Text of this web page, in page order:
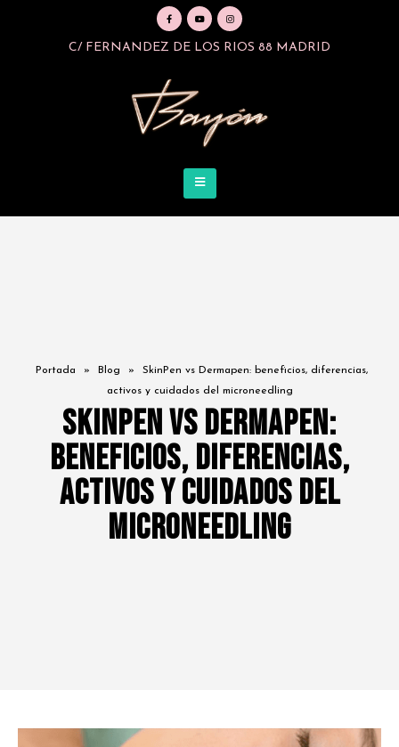
C/ FERNANDEZ DE LOS RIOS 88 MADRID
Portada » Blog »
SkinPen vs Dermapen: beneficios, diferencias,
activos y cuidados del microneedling
SkinPen vs Dermapen:
beneficios, diferencias,
activos y cuidados del
microneedling